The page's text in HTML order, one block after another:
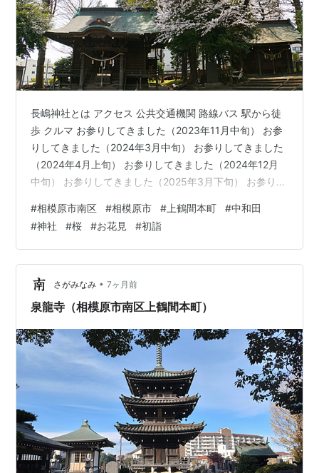
長嶋神社とは アクセス 公共交通機関 路線バス 駅から徒
歩 クルマ お参りしてきました（2023年11月中旬） お参
りしてきました（2024年3月中旬） お参りしてきました
（2024年4月上旬） お参りしてきました（2024年12月
中旬） お参りしてきました（2025年3月下旬） お参りし
奈川県相模原市南区上鶴間本町九丁目の境川に近いとこ
ろに鎮座している神社です。 境内の「長嶋神社御由緒の
概要」によると、（ちょっと長いのですがわかりやすい
ので引用させて頂きます） 長嶋神社御由緒の概要 神社稱
号 長嶋神社鎮座地 相模原市南区上鶴間本町九…
#相模原市南区 #相模原市 # 上鶴間本町 #中和田
#神社 #桜 #お花見 #初詣
さがみなみ • 7ヶ月前
泉龍寺（相模原市南区上鶴間本町）